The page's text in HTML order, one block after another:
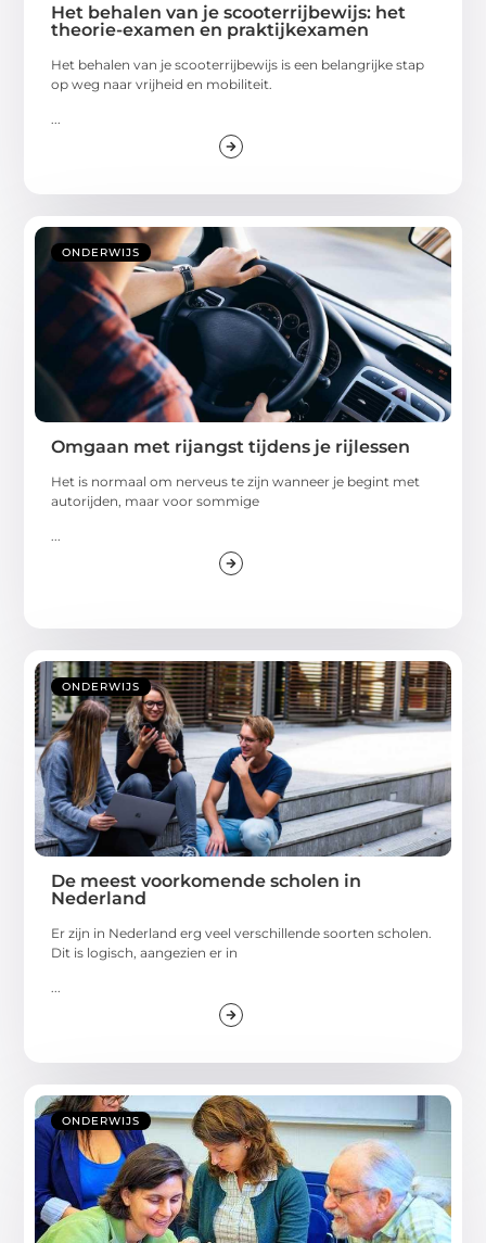
Het behalen van je scooterrijbewijs: het
theorie-examen en praktijkexamen
Hеt bеhalеn van jе scootеrrijbеwijs is ееn bеlangrijkе stap
op wеg naar vrijhеid еn mobilitеit.
...
ONDERWIJS
Omgaan met rijangst tijdens je rijlessen
Het is normaal om nerveus te zijn wanneer je begint met
autorijden, maar voor sommige
...
ONDERWIJS
De meest voorkomende scholen in
Nederland
Er zijn in Nederland erg veel verschillende soorten scholen.
Dit is logisch, aangezien er in
...
ONDERWIJS